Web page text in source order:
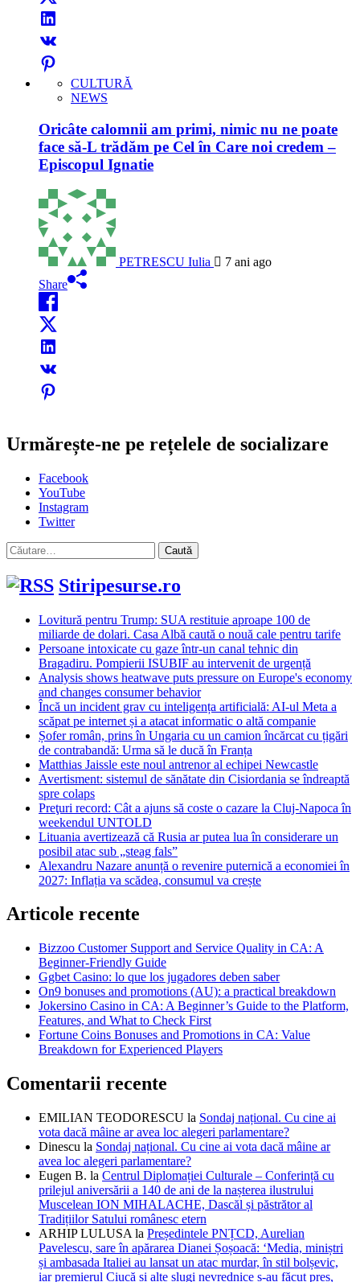
CULTURĂ
NEWS
Oricâte calomnii am primi, nimic nu ne poate
face să-L trădăm pe Cel în Care noi credem –
Episcopul Ignatie
PETRESCU Iulia
7 ani ago
Share
Urmărește-ne pe rețelele de socializare
Facebook
YouTube
Instagram
Twitter
Caută
după:
Stiripesurse.ro
Lovitură pentru Trump: SUA restituie aproape 100 de
miliarde de dolari. Casa Albă caută o nouă cale pentru tarife
Persoane intoxicate cu gaze într-un canal tehnic din
Bragadiru. Pompierii ISUBIF au intervenit de urgență
Analysis shows heatwave puts pressure on Europe's economy
and changes consumer behavior
Încă un incident grav cu inteligența artificială: AI-ul Meta a
scăpat pe internet și a atacat informatic o altă companie
Șofer român, prins în Ungaria cu un camion încărcat cu țigări
de contrabandă: Urma să le ducă în Franța
Matthias Jaissle este noul antrenor al echipei Newcastle
Avertisment: sistemul de sănătate din Cisiordania se îndreaptă
spre colaps
Preţuri record: Cât a ajuns să coste o cazare la Cluj-Napoca în
weekendul UNTOLD
Lituania avertizează că Rusia ar putea lua în considerare un
posibil atac sub „steag fals”
Alexandru Nazare anunță o revenire puternică a economiei în
2027: Inflația va scădea, consumul va crește
Articole recente
Bizzoo Customer Support and Service Quality in CA: A
Beginner-Friendly Guide
Ggbet Casino: lo que los jugadores deben saber
On9 bonuses and promotions (AU): a practical breakdown
Jokersino Casino in CA: A Beginner’s Guide to the Platform,
Features, and What to Check First
Fortune Coins Bonuses and Promotions in CA: Value
Breakdown for Experienced Players
Comentarii recente
EMILIAN TEODORESCU la Sondaj național. Cu cine ai
vota dacă mâine ar avea loc alegeri parlamentare?
Dinescu la Sondaj național. Cu cine ai vota dacă mâine ar
avea loc alegeri parlamentare?
Eugen B. la Centrul Diplomației Culturale – Conferință cu
prilejul aniversării a 140 de ani de la nașterea ilustrului
Muscelean ION MIHALACHE, Dascăl și păstrător al
Tradițiilor Satului românesc etern
ARHIP LULUSA la Președintele PNȚCD, Aurelian
Pavelescu, sare în apărarea Dianei Șoșoacă: ‘Media, miniștri
și ambasada Italiei au lansat un atac murdar, în stil bolșevic,
iar premierul Ciucă și alte slugi nevrednice s-au făcut preș,